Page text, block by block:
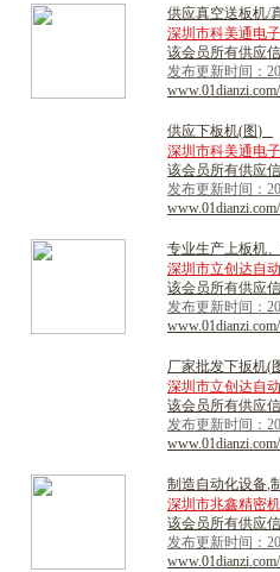
供应真空送板机/
深圳市科美通电
该会员所有供应
发布更新时间：
供应下板机(图)
深圳市科美通电
该会员所有供应
发布更新时间：
专业生产上板机、
深圳市立创达自
该会员所有供应
发布更新时间：
厂家批发下扳机(
深圳市立创达自
该会员所有供应
发布更新时间：
制 造自动化设备,制
深圳市兆鑫精密
该会员所有供应
发布更新时间：